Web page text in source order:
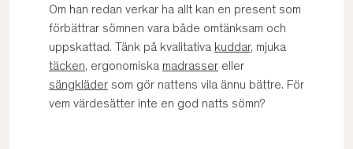
Om han redan verkar ha allt kan en present som
förbättrar sömnen vara både omtänksam och
uppskattad. Tänk på kvalitativa kuddar, mjuka
täcken, ergonomiska madrasser eller
sängkläder som gör nattens vila ännu bättre. För
vem värdesätter inte en god natts sömn?